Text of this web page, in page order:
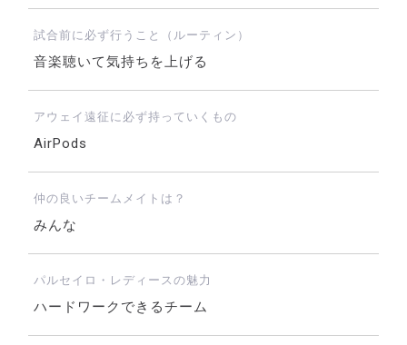
試合前に必ず行うこと（ルーティン）
音楽聴いて気持ちを上げる
アウェイ遠征に必ず持っていくもの
AirPods
仲の良いチームメイトは？
みんな
パルセイロ・レディースの魅力
ハードワークできるチーム